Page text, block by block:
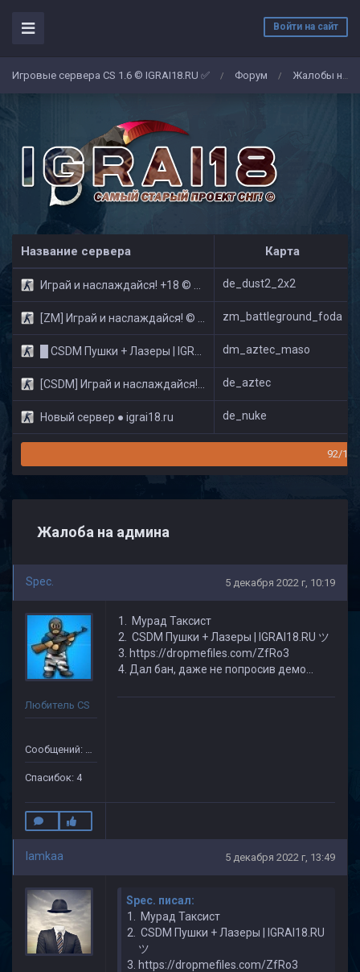
Войти на сайт
Игровые сервера CS 1.6 © IGRAI18.RU ✅ / Форум / Жалобы на админов/игроков
Название сервера Карта
Играй и наслаждайся! +18 © Public de_dust2_2x2
[ZM] Играй и наслаждайся! © Zombie Show zm_battleground_foda
█ CSDM Пушки + Лазеры | IGRAI18.RU ツ █ dm_aztec_maso
[CSDM] Играй и наслаждайся! © Classic de_aztec
Новый сервер ● igrai18.ru de_nuke
92/160
Жалоба на админа
Spec. 5 декабря 2022 г, 10:19
Любитель CS
Сообщений: 75
Спасибок: 4
Мурад Таксист
CSDM Пушки + Лазеры | IGRAI18.RU ツ
https://dropmefiles.com/ZfRo3
Дал бан, даже не попросив демо...
lamkaa 5 декабря 2022 г, 13:49
Spec. писал:
Мурад Таксист
CSDM Пушки + Лазеры | IGRAI18.RU
ツ
https://dropmefiles.com/ZfRo3